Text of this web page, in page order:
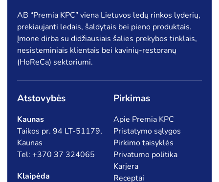
AB “Premia KPC” viena Lietuvos ledų rinkos lyderių,
prekiaujanti ledais, šaldytais bei pieno produktais.
Įmonė dirba su didžiausiais šalies prekybos tinklais,
nesisteminiais klientais bei kavinių-restoranų
(HoReCa) sektoriumi.
Atstovybės
Kaunas
Taikos pr. 94 LT-51179,
Kaunas
Tel: +370 37 324065
Klaipėda
Pirkimas
Apie Premia KPC
Pristatymo sąlygos
Pirkimo taisyklės
Privatumo politika
Karjera
Receptai